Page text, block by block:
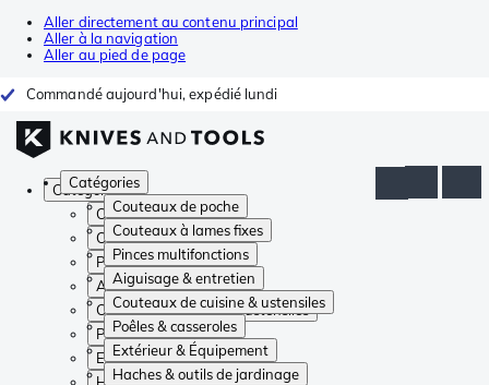
Aller directement au contenu principal
Aller à la navigation
Aller au pied de page
Commandé aujourd'hui, expédié lundi
Catégories
Couteaux de poche
Couteaux à lames fixes
Pinces multifonctions
Aiguisage & entretien
Couteaux de cuisine & ustensiles
Poêles & casseroles
Extérieur & Équipement
Haches & outils de jardinage
Catégories
Couteaux de poche
Couteaux à lames fixes
Pinces multifonctions
Aiguisage & entretien
Couteaux de cuisine & ustensiles
Poêles & casseroles
Extérieur & Équipement